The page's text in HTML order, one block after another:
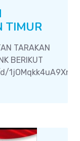
TIMUR
TARAKAN
BERIKUT